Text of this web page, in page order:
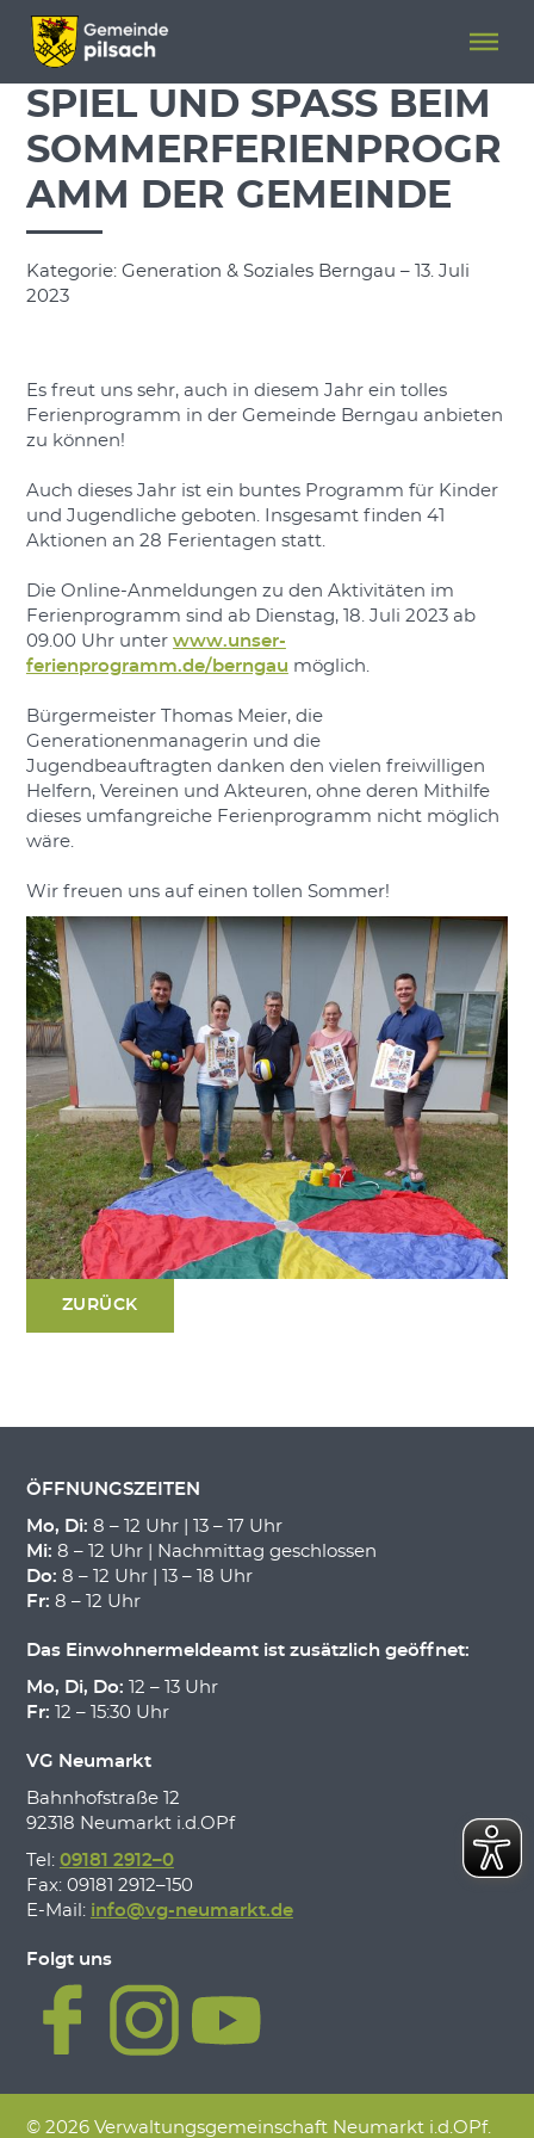
Menü überspringen
Menü überspringen
SPIEL UND SPASS BEIM S
OMMERFERIENPROGRA
MM DER GEMEINDE
Kategorie: Generation & Soziales Berngau – 13. Juli
2023
Es freut uns sehr, auch in diesem Jahr ein tolles
Ferienprogramm in der Gemeinde Berngau anbieten
zu können!
Auch dieses Jahr ist ein buntes Programm für Kinder
und Jugendliche geboten. Insgesamt finden 41
Aktionen an 28 Ferientagen statt.
Die Online-Anmeldungen zu den Aktivitäten im
Ferienprogramm sind ab Dienstag, 18. Juli 2023 ab
09.00 Uhr unter www.unser-
ferienprogramm.de/berngau möglich.
Bürgermeister Thomas Meier, die
Generationenmanagerin und die
Jugendbeauftragten danken den vielen freiwilligen
Helfern, Vereinen und Akteuren, ohne deren Mithilfe
dieses umfangreiche Ferienprogramm nicht möglich
wäre.
Wir freuen uns auf einen tollen Sommer!
ZURÜCK
ÖFFNUNGSZEITEN
Mo, Di: 8 – 12 Uhr | 13 – 17 Uhr
Mi: 8 – 12 Uhr | Nachmittag geschlossen
Do: 8 – 12 Uhr | 13 – 18 Uhr
Fr: 8 – 12 Uhr
Das Einwohnermeldeamt ist zusätzlich geöffnet:
Mo, Di, Do: 12 – 13 Uhr
Fr: 12 – 15:30 Uhr
VG Neumarkt
Bahnhofstraße 12
92318 Neumarkt i.d.OPf
Tel: 09181 2912–0
Fax: 09181 2912–150
E-Mail: info@vg-neumarkt.de
Folgt uns
© 2026 Verwaltungsgemeinschaft Neumarkt i.d.OPf.